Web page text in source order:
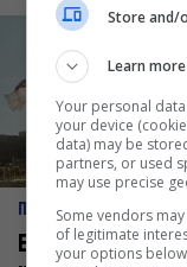
ΠΡΟΣΩΠΑ
Ελεάνα Ανδρεούδη:
Store and/
Learn more
Your personal
your device
data) may be
partners, or used
may use precise
Some vendors
of legitimate
your options